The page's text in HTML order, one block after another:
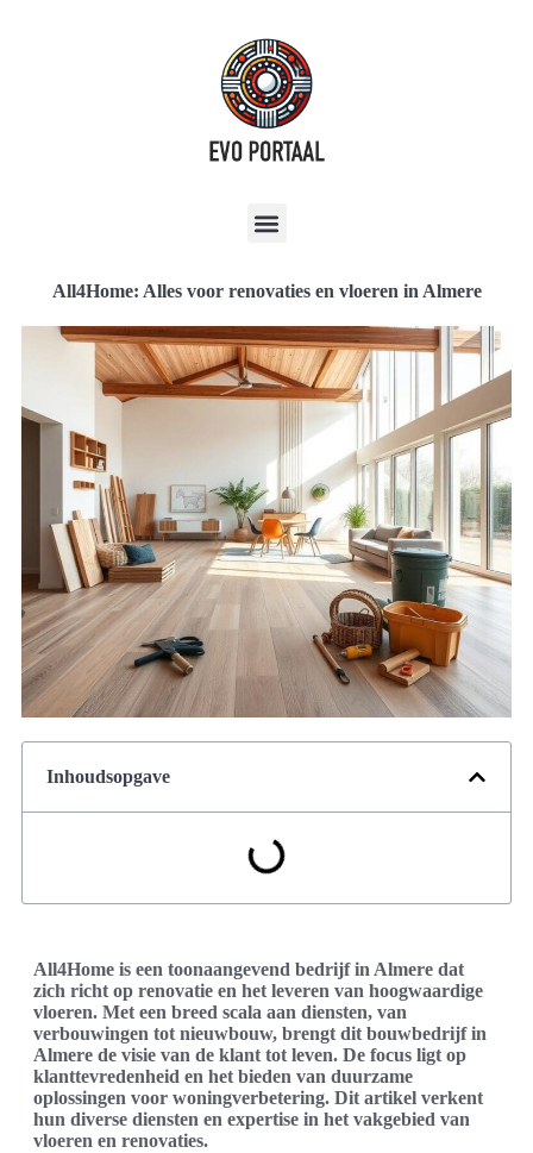
All4Home: Alles voor renovaties en vloeren in Almere
Inhoudsopgave
All4Home is een toonaangevend bedrijf in Almere dat
zich richt op renovatie en het leveren van hoogwaardige
vloeren. Met een breed scala aan diensten, van
verbouwingen tot nieuwbouw, brengt dit bouwbedrijf in
Almere de visie van de klant tot leven. De focus ligt op
klanttevredenheid en het bieden van duurzame
oplossingen voor woningverbetering. Dit artikel verkent
hun diverse diensten en expertise in het vakgebied van
vloeren en renovaties.